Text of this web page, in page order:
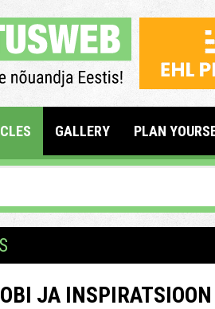
GALLERY PLAN
JA INSPIRATSIOON